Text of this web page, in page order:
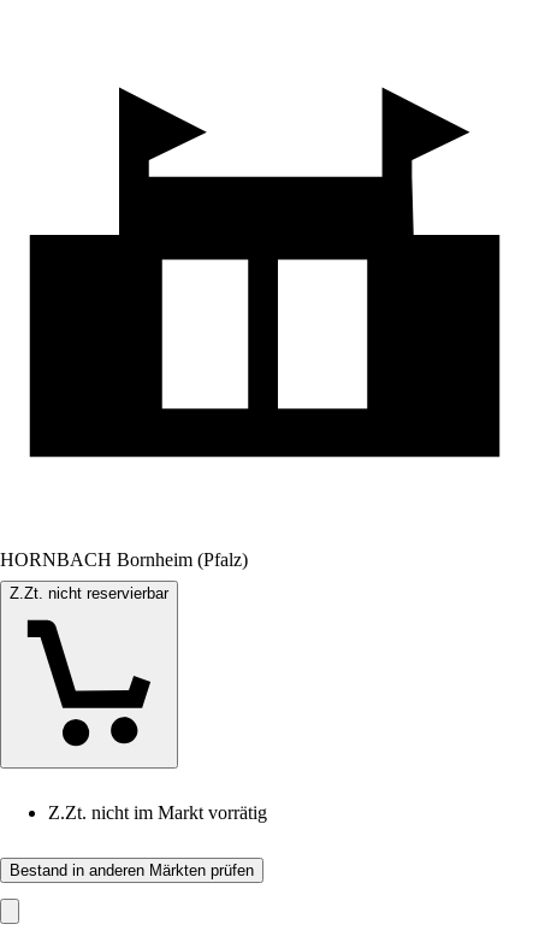
HORNBACH Bornheim (Pfalz)
Z.Zt. nicht reservierbar
Z.Zt. nicht im Markt vorrätig
Bestand in anderen Märkten prüfen